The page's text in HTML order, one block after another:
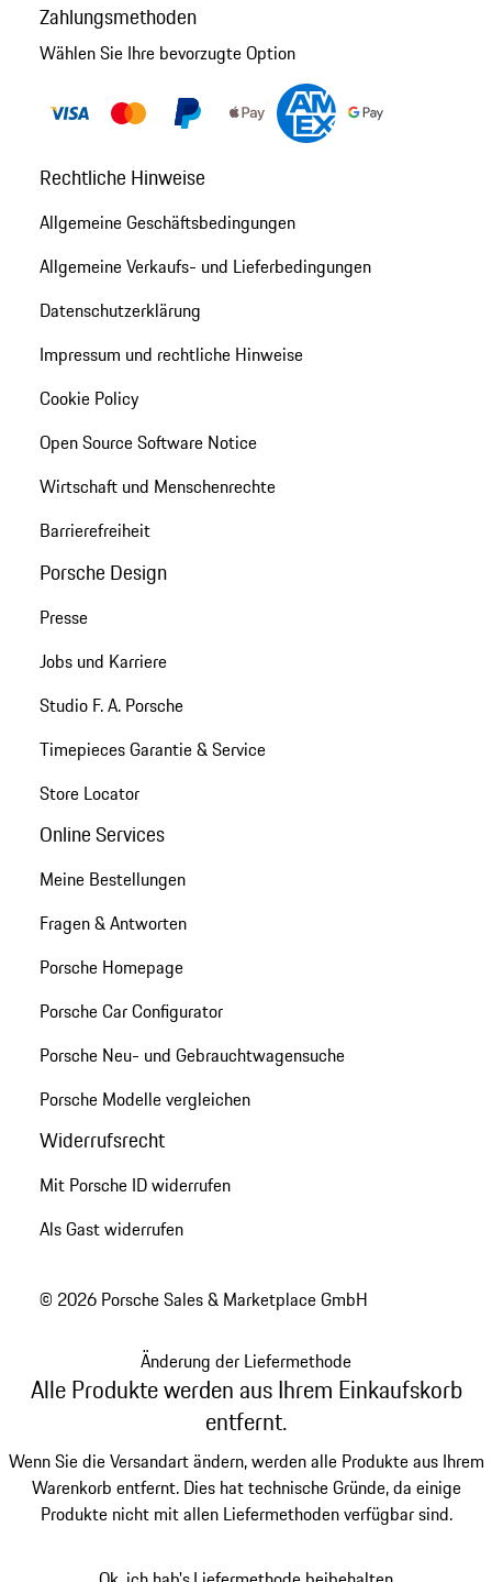
Zahlungsmethoden
Wählen Sie Ihre bevorzugte Option
Rechtliche Hinweise
Allgemeine Geschäftsbedingungen
Allgemeine Verkaufs- und Lieferbedingungen
Datenschutzerklärung
Impressum und rechtliche Hinweise
Cookie Policy
Open Source Software Notice
Wirtschaft und Menschenrechte
Barrierefreiheit
Porsche Design
Presse
Jobs und Karriere
Studio F. A. Porsche
Timepieces Garantie & Service
Store Locator
Online Services
Meine Bestellungen
Fragen & Antworten
Porsche Homepage
Porsche Car Configurator
Porsche Neu- und Gebrauchtwagensuche
Porsche Modelle vergleichen
Widerrufsrecht
Mit Porsche ID widerrufen
Als Gast widerrufen
© 2026 Porsche Sales & Marketplace GmbH
Änderung der Liefermethode
Alle Produkte werden aus Ihrem Einkaufskorb
entfernt.
Wenn Sie die Versandart ändern, werden alle Produkte aus Ihrem
Warenkorb entfernt. Dies hat technische Gründe, da einige
Produkte nicht mit allen Liefermethoden verfügbar sind.